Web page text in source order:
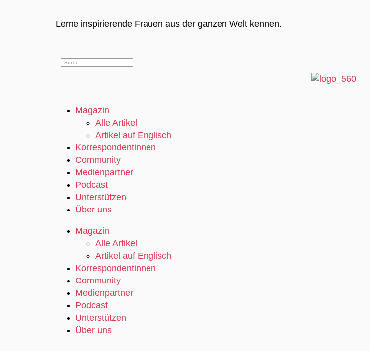
Lerne inspirierende Frauen aus der ganzen Welt kennen.
Magazin
Alle Artikel
Artikel auf Englisch
Korrespondentinnen
Community
Medienpartner
Podcast
Unterstützen
Über uns
Magazin
Alle Artikel
Artikel auf Englisch
Korrespondentinnen
Community
Medienpartner
Podcast
Unterstützen
Über uns